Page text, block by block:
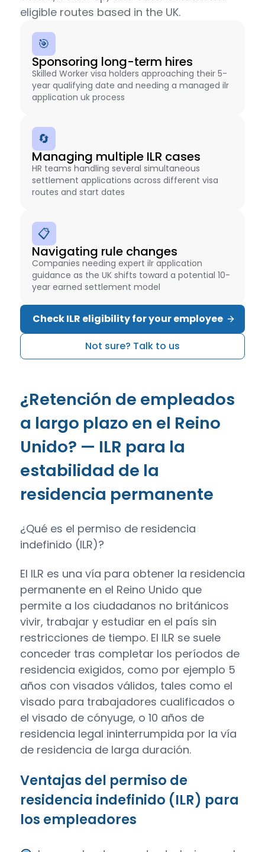
eligible routes based in the UK.
🎯
Sponsoring long-term hires
Skilled Worker visa holders approaching their 5-
year qualifying date and needing a managed ilr
application uk process
🔄
Managing multiple ILR cases
HR teams handling several simultaneous
settlement applications across different visa
routes and start dates
📋
Navigating rule changes
Companies needing expert ilr application
guidance as the UK shifts toward a potential 10-
year earned settlement model
Check ILR eligibility for your employee
Not sure? Talk to us
¿Retención de empleados
a largo plazo en el Reino
Unido? — ILR para la
estabilidad de la
residencia permanente
¿Qué es el permiso de residencia
indefinido (ILR)?
El ILR es una vía para obtener la residencia
permanente en el Reino Unido que
permite a los ciudadanos no británicos
vivir, trabajar y estudiar en el país sin
restricciones de tiempo. El ILR se suele
conceder tras completar los períodos de
residencia exigidos, como por ejemplo 5
años con visados válidos, tales como el
visado para trabajadores cualificados o
el visado de cónyuge, o 10 años de
residencia legal ininterrumpida por la vía
de residencia de larga duración.
Ventajas del permiso de
residencia indefinido (ILR) para
los empleadores